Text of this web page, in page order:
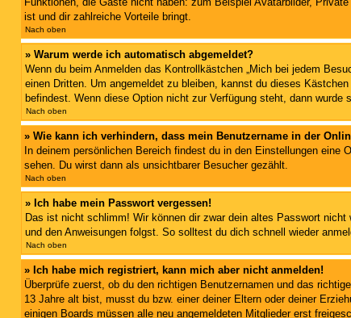
ist und dir zahlreiche Vorteile bringt.
Nach oben
» Warum werde ich automatisch abgemeldet?
Wenn du beim Anmelden das Kontrollkästchen „Mich bei jedem
einen Dritten. Um angemeldet zu bleiben, kannst du dieses
befindest. Wenn diese Option nicht zur Verfügung steht, dann
Nach oben
» Wie kann ich verhindern, dass mein Benutzername in der
In deinem persönlichen Bereich findest du in den Einstellungen eine
sehen. Du wirst dann als unsichtbarer Besucher gezählt.
Nach oben
» Ich habe mein Passwort vergessen!
Das ist nicht schlimm! Wir können dir zwar dein altes Passwort
und den Anweisungen folgst. So solltest du dich schnell wieder
Nach oben
» Ich habe mich registriert, kann mich aber nicht anmelden!
Überprüfe zuerst, ob du den richtigen Benutzernamen und das
13 Jahre alt bist, musst du bzw. einer deiner Eltern oder deiner
einigen Boards müssen alle neu angemeldeten Mitglieder erst